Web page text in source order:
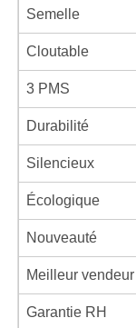
Semelle
Cloutable
3 PMS
Durabilité
Silencieux
Écologique
Nouveauté
Meilleur vendeur
Garantie RH